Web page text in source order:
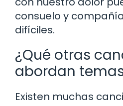
consuelo y
difíciles.
¿Qué otras
abordan
Existen muchas